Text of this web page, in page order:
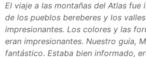
El viaje a las montañas del Atlas fue
de los pueblos bereberes y los
impresionantes. Los colores y las
eran impresionantes. Nuestro guía,
fantástico. Estaba bien informado,